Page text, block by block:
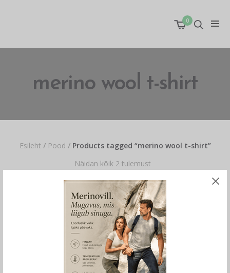
0
merino wool t-shirt
Esileht / Pood /Products tagged “merino wool t-shirt”
Näidan kõik 2 tulemust